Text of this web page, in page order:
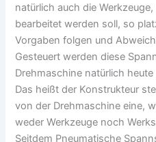
natürlich auch die
bearbeitet werden soll, so
Vorgaben folgen und
Gesteuert werden diese
Drehmaschine natürlich
Das heißt der Konstrukteur
von der Drehmaschine eine,
weder Werkzeuge noch
Seitdem Pneumatische